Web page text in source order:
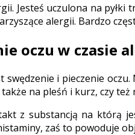
Jesteś uczulona na
alergii. Bardzo
oczu w czasie
swędzenie i pieczenie
na pleśń i kurz, czy też
z substancją na którą
zaś to powoduje